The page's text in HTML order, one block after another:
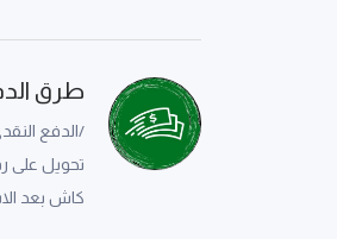
طرق
/الدفع
تحويل على
كاش بعد